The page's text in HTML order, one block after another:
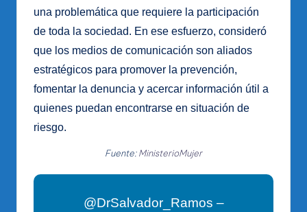
una problemática que requiere la participación
de toda la sociedad. En ese esfuerzo, consideró
que los medios de comunicación son aliados
estratégicos para promover la prevención,
fomentar la denuncia y acercar información útil a
quienes puedan encontrarse en situación de
riesgo.
Fuente:MinisterioMujer
@DrSalvador_Ramos –